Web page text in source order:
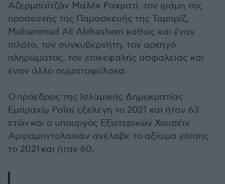
Αζερμπαϊτζάν Μαλέκ Ραχματί, τον ιμάμη της
προσευχής της Παρασκευής της Ταμπρίζ,
Mohammad Ali Alehashem καθώς και έναν
πιλότο, τον συγκυβερνήτη, τον αρχηγό
πληρώματος, τον επικεφαλής ασφαλείας και
έναν άλλο σωματοφύλακα.
Ο πρόεδρος της Ισλαμικής Δημοκρατίας
Εμπραχίμ Ραϊσί εξελέγη το 2021 και ήταν 63
ετών και ο υπουργός Εξωτερικών Χουσέιν
Αμιραμπντολαχιάν ανέλαβε το αξίωμα επίσης
το 2021 και ήταν 60.